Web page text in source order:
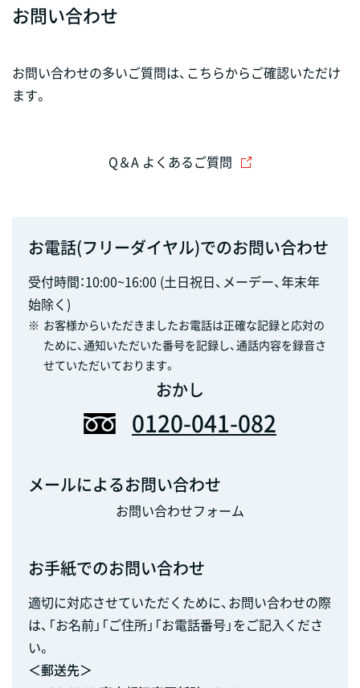
お問い合わせ
お問い合わせの多いご質問は、こちらからご確認いただけ
ます。
Q＆A よくあるご質問
お電話(フリーダイヤル)でのお問い合わせ
受付時間：10:00~16:00 (土日祝日、メーデー、年末年
始除く)
※ お客様からいただきましたお電話は正確な記録と応対の
ために、通知いただいた番号を記録し、通話内容を録音さ
せていただいております。
おかし
0120-041-082
メールによるお問い合わせ
お問い合わせフォーム
お手紙でのお問い合わせ
適切に対応させていただくために、お問い合わせの際
は、「お名前」「ご住所」「お電話番号」をご記入くださ
い。
＜郵送先＞